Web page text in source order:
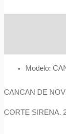
Modelo:
CANCAN DE
CORTE SIRENA.